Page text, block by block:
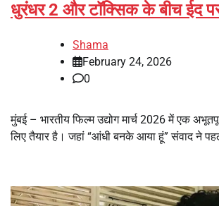
धुरंधर 2 और टॉक्सिक के बीच ईद
Shama
February 24, 2026
0
मुंबई – भारतीय फिल्म उद्योग मार्च 2026 में एक
लिए तैयार है। जहां “आंधी बनके आया हूं” संवाद ने